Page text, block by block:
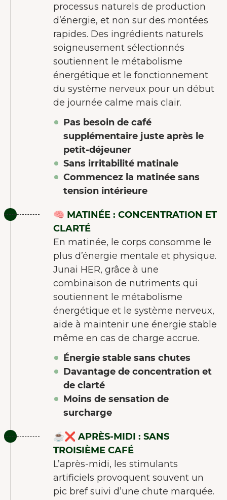
processus naturels de production
d’énergie, et non sur des montées
rapides. Des ingrédients naturels
soigneusement sélectionnés
soutiennent le métabolisme
énergétique et le fonctionnement
du système nerveux pour un début
de journée calme mais clair.
Pas besoin de café
supplémentaire juste après le
petit-déjeuner
Sans irritabilité matinale
Commencez la matinée sans
tension intérieure
🧠 MATINÉE : CONCENTRATION ET
CLARTÉ
En matinée, le corps consomme le
plus d’énergie mentale et physique.
Junai HER, grâce à une
combinaison de nutriments qui
soutiennent le métabolisme
énergétique et le système nerveux,
aide à maintenir une énergie stable
même en cas de charge accrue.
Énergie stable sans chutes
Davantage de concentration et
de clarté
Moins de sensation de
surcharge
☕️❌ APRÈS-MIDI : SANS
TROISIÈME CAFÉ
L’après-midi, les stimulants
artificiels provoquent souvent un
pic bref suivi d’une chute marquée.
Nous utilisons des cookies sur notre
site web afin d'améliorer l'expérience